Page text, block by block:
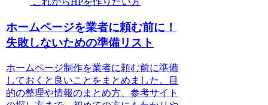
ホームページを業者に頼む前に！
失敗しないための準備リスト
ホームページ制作を業者に頼む前に準備
しておくと良いことをまとめました。目
的の整理や情報のまとめ方、参考サイト